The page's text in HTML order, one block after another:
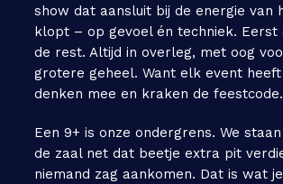
show dat aansluit bij de energie van
klopt – op gevoel én techniek. Eerst
de rest. Altijd in overleg, met oog
grotere geheel. Want elk event heeft
denken mee en kraken de feestcode.
Een 9+ is onze ondergrens. We
de zaal net dat beetje extra pit
niemand zag aankomen. Dat is wat